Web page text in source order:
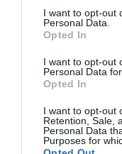
consent section.
I want to opt-out
Personal Data.
Opted In
I want to opt-out
Personal Data
Opted In
I want to opt-out
Retention, Sale,
Personal Data
Purposes for